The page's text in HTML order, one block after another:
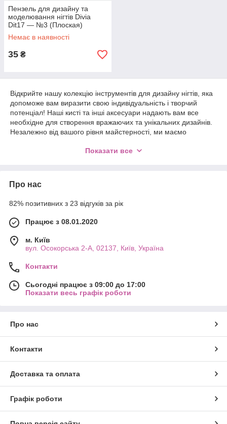
Пензель для дизайну та
моделювання нігтів Divia
Dit17 — №3 (Плоская)
Немає в наявності
35 ₴
Відкрийте нашу колекцію інструментів для дизайну нігтів, яка
допоможе вам виразити свою індивідуальність і творчий
потенціал! Наші кисті та інші аксесуари надають вам все
необхідне для створення вражаючих та унікальних дизайнів.
Незалежно від вашого рівня майстерності, ми маємо
новачків. Дозвольте вашому таланту розквітнути з нашою
печаток, ми маємо все, що потрібно для втілення ваших
виготовлені з високоякісних матеріалів та забезпечують
Незалежно від вашого рівня майстерності чи досвіду, наші
інструменти допоможуть вам створити професійний та
стильний дизайн нігтів. Купуйте інструменти для дизайну
життя!
Показати все
Про нас
82% позитивних з 23 відгуків за рік
Працює з 08.01.2020
м. Київ
вул. Осокорська 2-А, 02137, Київ, Україна
Контакти
Сьогодні працює з 09:00 до 17:00
Показати весь графік роботи
Про нас
Контакти
Доставка та оплата
Графік роботи